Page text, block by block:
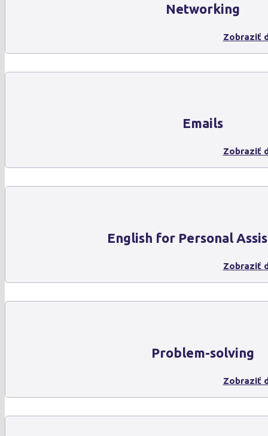
Networking
Zobraziť
Emails
Zobraziť
English for Personal
Zobraziť
Problem-solving
Zobraziť